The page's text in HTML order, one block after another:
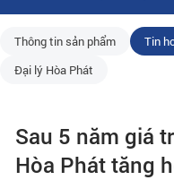
Thông tin sản phẩm Tin
Đại lý Hòa Phát
Sau 5 năm giá
Hòa Phát tăng